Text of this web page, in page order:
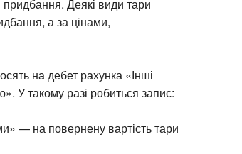
Деякі види тари
а за цінами,
на дебет рахунка «Інші
У такому разі робиться запис:
— на повернену вартість тари